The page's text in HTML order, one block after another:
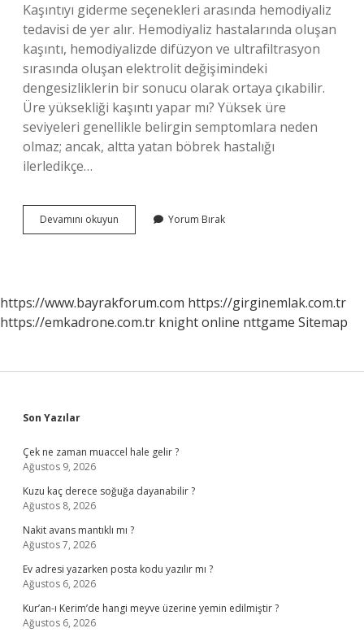
Kaşıntıyı giderme seçenekleri arasında hemodiyaliz
tedavisi de yer alır. Hemodiyaliz hastalarında oluşan
kaşıntı, hemodiyalizde difüzyon ve ultrafiltrasyon
sırasında oluşan elektrolit değişimindeki
dengesizliklerin bir sonucu olarak ortaya çıkabilir.
Üre yüksekliği kaşıntı yapar mı? Yüksek üre
seviyeleri genellikle belirgin semptomlara neden
olmaz; ancak, altta yatan böbrek hastalığı
ilerledikçe…
Devamını okuyun
Yetmezliğinde
Yorum Bırak
https://www.bayrakforum.com https://girginemlak.com.tr
https://emkadrone.com.tr knight online nttgame Sitemap
Sidebar
Son Yazılar
Çek ne zaman muaccel hale gelir ?
Ağustos 9, 2026
Kuzu kaç derece soğuğa dayanabilir ?
Ağustos 8, 2026
Nakit avans mantıklı mı ?
Ağustos 7, 2026
Ev adresi yazarken posta kodu yazılır mı ?
Ağustos 6, 2026
Kur’an-ı Kerim’de hangi meyve üzerine yemin edilmiştir ?
Ağustos 6, 2026